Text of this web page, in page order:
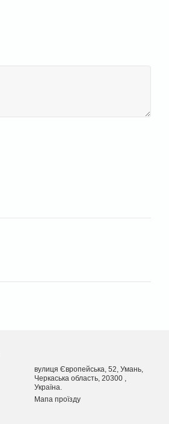
вулиця Європейська, 52, Умань,
Черкаська область, 20300 ,
Україна.
Мапа проїзду